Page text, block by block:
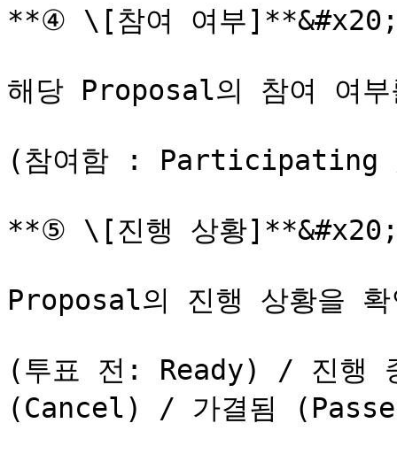
**④ \[참여 여부
해당 Proposal의 참여 여
(참여함 :
**⑤ \[진행 상황
Proposal의 진행 상황을
(투표 전: Ready) / 진행
(Cancel) / 가결됨